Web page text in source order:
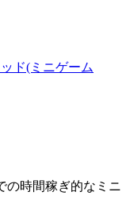
の時間稼ぎ的なミニ